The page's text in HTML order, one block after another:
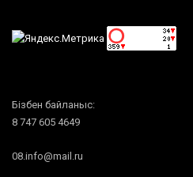
Бізбен байланыс:
8 747 605 4649
08.info@mail.ru